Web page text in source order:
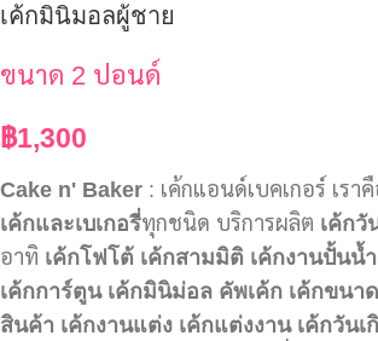
เค้กมินิมอลผู้ชาย
ขนาด 2 ปอนด์
฿1,300
Cake n' Baker : เค้กแอนด์เบคเกอร์ เรา
เค้กและเบเกอรี่ทุกชนิด บริการผลิต เค้กวั
อาทิ เค้กโฟโต้ เค้กสามมิติ เค้กงานปั้นน้
เค้กการ์ตูน เค้กมินิม่อล คัพเค้ก เค้กขนา
สินค้า เค้กงานแต่ง เค้กแต่งงาน เค้กวันเ